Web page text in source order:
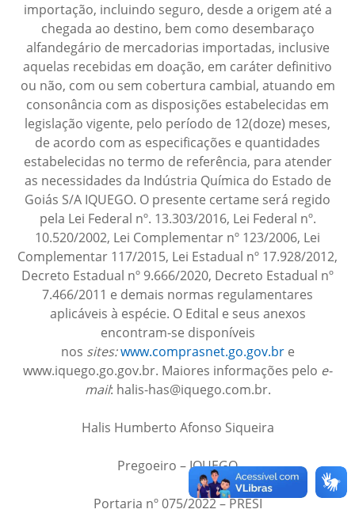
importação, incluindo seguro, desde a origem até a
chegada ao destino, bem como desembaraço
alfandegário de mercadorias importadas, inclusive
aquelas recebidas em doação, em caráter definitivo
ou não, com ou sem cobertura cambial, atuando em
consonância com as disposições estabelecidas em
legislação vigente, pelo período de 12(doze) meses,
de acordo com as especificações e quantidades
estabelecidas no termo de referência, para atender
as necessidades da Indústria Química do Estado de
Goiás S/A IQUEGO. O presente certame será regido
pela Lei Federal nº. 13.303/2016, Lei Federal nº.
10.520/2002, Lei Complementar nº 123/2006, Lei
Complementar 117/2015, Lei Estadual nº 17.928/2012,
Decreto Estadual nº 9.666/2020, Decreto Estadual nº
7.466/2011 e demais normas regulamentares
aplicáveis à espécie. O Edital e seus anexos
encontram-se disponíveis
nos sites:www.comprasnet.go.gov.bre
www.iquego.go.gov.br. Maiores informações pelo e-
mail: halis-has@iquego.com.br.
Halis Humberto Afonso Siqueira
Pregoeiro – IQUEGO
Portaria nº 075/2022 – PRESI